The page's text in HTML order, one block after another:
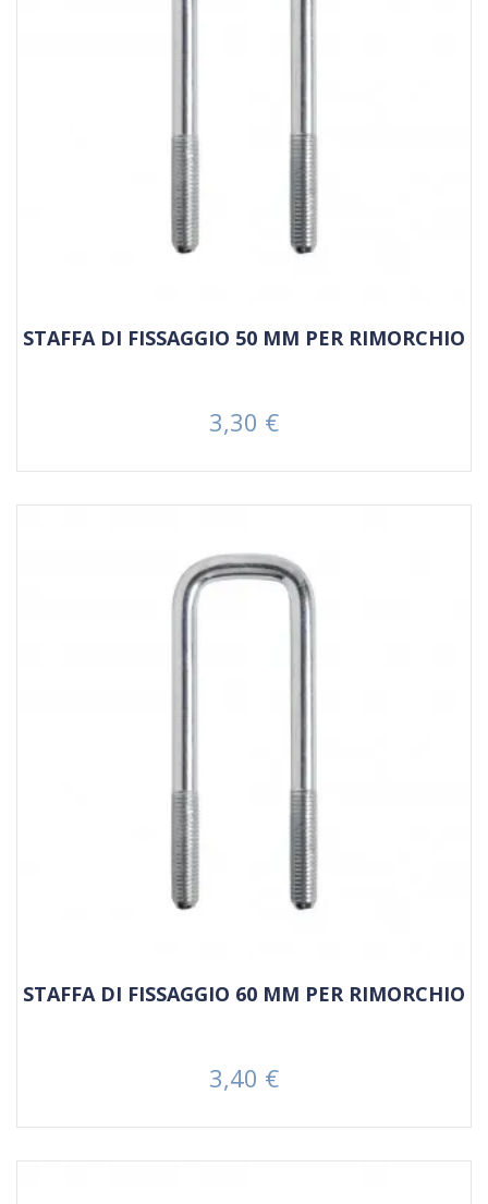
STAFFA DI FISSAGGIO 50 MM PER RIMORCHIO
Prezzo
3,30 €
STAFFA DI FISSAGGIO 60 MM PER RIMORCHIO
Prezzo
3,40 €